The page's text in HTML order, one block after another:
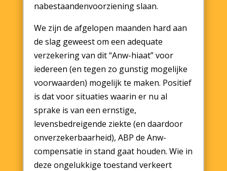
nabestaandenvoorziening slaan.
We zijn de afgelopen maanden hard aan
de slag geweest om een adequate
verzekering van dit “Anw-hiaat” voor
iedereen (en tegen zo gunstig mogelijke
voorwaarden) mogelijk te maken. Positief
is dat voor situaties waarin er nu al
sprake is van een ernstige,
levensbedreigende ziekte (en daardoor
onverzekerbaarheid), ABP de Anw-
compensatie in stand gaat houden. Wie in
deze ongelukkige toestand verkeert